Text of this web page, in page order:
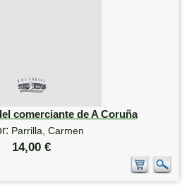
comerciante de A Coruña
Parrilla, Carmen
14,00 €